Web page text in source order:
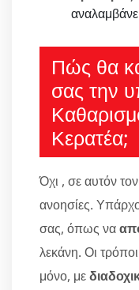
Πώς θα
σας την
Κερατέα;
Όχι , σε αυτόν
ανοησίες.
σας, όπως να
λεκάνη. Οι
μόνο, με